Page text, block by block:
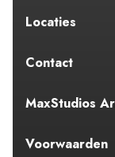
Locaties
Contact
MaxStudios
Voorwaarden